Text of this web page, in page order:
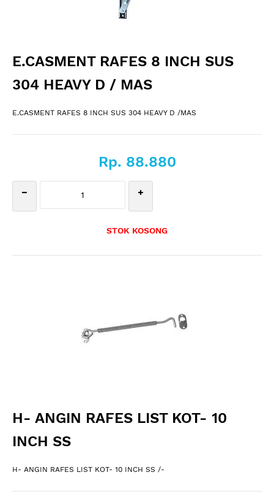
E.CASMENT RAFES 8 INCH SUS
304 HEAVY D / MAS
E.CASMENT RAFES 8 INCH SUS 304 HEAVY D /MAS
Rp. 88.880
STOK KOSONG
H- ANGIN RAFES LIST KOT- 10
INCH SS
H- ANGIN RAFES LIST KOT- 10 INCH SS /-